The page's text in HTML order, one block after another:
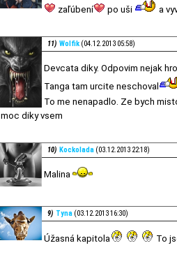
zaľúbení po uši a
11) Wolfik (04.12.2013 05:58)
Devcata diky. Odpovim nejak
Tanga tam urcite neschoval
To me nenapadlo. Ze bych
moc diky vsem
10) Kockolada (03.12.2013 22:18)
Malina
9) Tyna (03.12.2013 16:30)
Úžasná kapitola To